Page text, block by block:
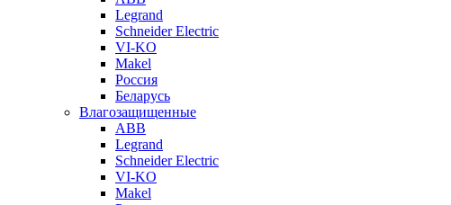
Legrand
Schneider Electric
VI-KO
Makel
Россия
Беларусь
Влагозащищенные
ABB
Legrand
Schneider Electric
VI-KO
Makel